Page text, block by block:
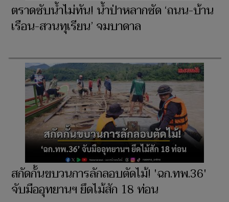
ตราดซับน้ำไม่ทัน! น้ำป่าหลากซัด ‘ถนน-บ้าน
เรือน-สวนทุเรียน’ จมบาดาล
สกัดกั้นขบวนการลักลอบตัดไม้! 'ฉก.ทพ.36'
จับมืออุทยานฯ ยึดไม้สัก 18 ท่อน